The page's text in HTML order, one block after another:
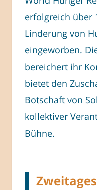
erfolgreich über
Linderung von
eingeworben.
bereichert ihr
bietet den
Botschaft von
kollektiver
Bühne.